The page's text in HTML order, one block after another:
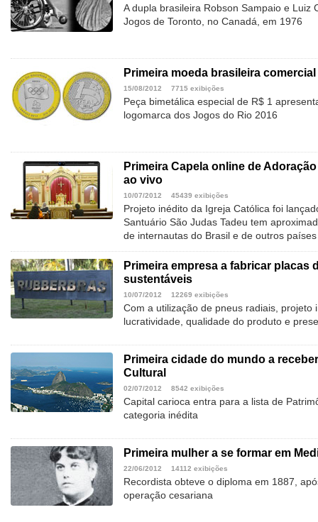
A dupla brasileira Robson Sampaio e Luiz
Jogos de Toronto, no Canadá, em 1976
Primeira moeda brasileira
15/08/2012 7715 exibições
Peça bimetálica especial de R$ 1
logomarca dos Jogos do Rio 2016
Primeira Capela online de
ao vivo
10/07/2012 45439 exibições
Projeto inédito da Igreja Católica foi
Santuário São Judas Tadeu tem
de internautas do Brasil e de outros países
Primeira empresa a fabricar placas
sustentáveis
10/07/2012 12269 exibições
Com a utilização de pneus radiais, projeto
lucratividade, qualidade do produto e
Primeira cidade do mundo a
Cultural
02/07/2012 8542 exibições
Capital carioca entra para a lista de
categoria inédita
Primeira mulher a se formar em
22/06/2012 14112 exibições
Recordista obteve o diploma em 1887,
operação cesariana